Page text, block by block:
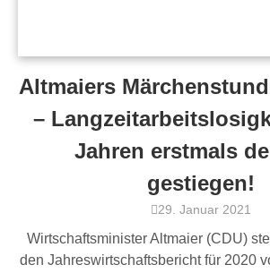
Altmaiers
–
Jahren erstmals
gestiegen!
29. Januar 2021
Wirtschaftsminister Altmaier (CDU)
den Jahreswirtschaftsbericht für 2020